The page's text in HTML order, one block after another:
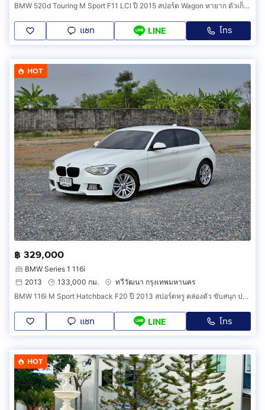
BMW 520d Touring M Sport F11 LCI ปี 2015 สปอร์ต Wagon หายาก ตัวเก็บสะสม ไมล์น้อย พร้อมใช้งาน
แชท LINE โทร
HOT
฿ 329,000
BMW Series 1 116i
2013
133,000 กม.
ทวีวัฒนา กรุงเทพมหานคร
BMW 116i M Sport Hatchback F20 ปี 2013 สปอร์ตหรู คล่องตัว ขับสนุก ประหยัดน้ำมันสุดๆ
แชท LINE โทร
HOT